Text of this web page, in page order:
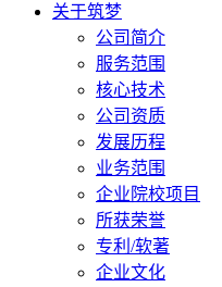
关于筑梦
公司简介
服务范围
核心技术
公司资质
发展历程
业务范围
企业院校项目
所获荣誉
专利/软著
企业文化